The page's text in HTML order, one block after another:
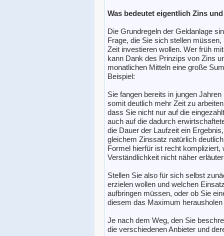
Was bedeutet eigentlich Zins
Die Grundregeln der Geldanlage
Frage, die Sie sich stellen
Zeit investieren wollen. Wer früh
kann Dank des Prinzips von Zins
monatlichen Mitteln eine große
Beispiel:
Sie fangen bereits in jungen
somit deutlich mehr Zeit zu
dass Sie nicht nur auf die
auch auf die dadurch
die Dauer der Laufzeit ein
gleichem Zinssatz natürlich
Formel hierfür ist recht
Verständlichkeit nicht näher
Stellen Sie also für sich selbst
erzielen wollen und welchen
aufbringen müssen, oder ob Sie
diesem das Maximum herausholen
Je nach dem Weg, den Sie
die verschiedenen Anbieter und